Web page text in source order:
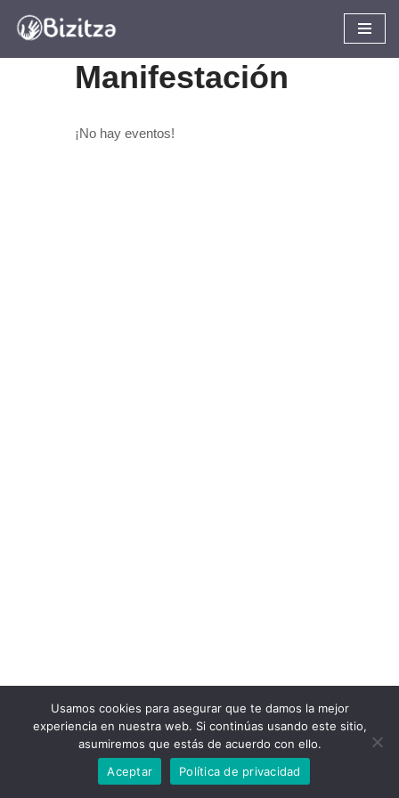
Manifestación
¡No hay eventos!
© 2022 Bizitza
Usamos cookies para asegurar que te damos la mejor
experiencia en nuestra web. Si continúas usando este sitio,
asumiremos que estás de acuerdo con ello.
Aceptar
Política de privacidad